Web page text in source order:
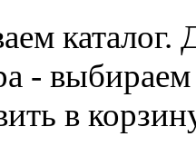
каталог.
-
в